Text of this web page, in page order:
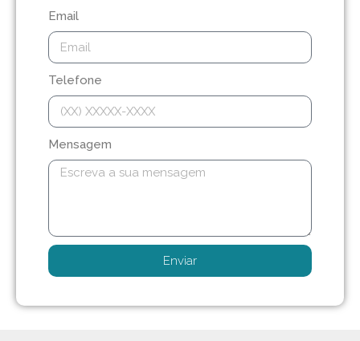
Email
Telefone
Mensagem
Enviar